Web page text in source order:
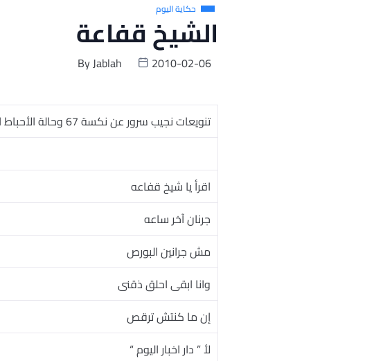
حكاية اليوم
الشيخ قفاعة
ByJablah 2010-02-06
تنويعات نجيب سرور عن نكسة 67 وحالة الأحباط الذى عاشها
اقرأ يا شيخ قفاعه
جرنان آخر ساعه
مش جرانين البورص
وانا ابقى احلق ذقنى
إن ما كنتش ترقص
لأ ” دار اخبار اليوم “